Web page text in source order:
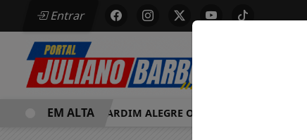
Entrar
MORRE EM JARDIM ALEGRE OSVALDO PEDRO DOS
EM ALTA